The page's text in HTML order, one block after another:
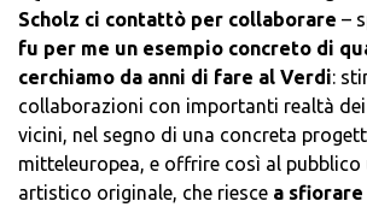
Scholz ci contattò per collaborare –
fu per me un esempio concreto di
cerchiamo da anni di fare al Verdi:
collaborazioni con importanti realtà dei
vicini, nel segno di una concreta
mitteleuropea, e offrire così al pubblico
artistico originale, che riesce a